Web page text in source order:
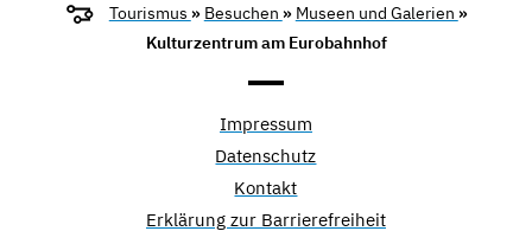
Tourismus » Besuchen » Museen und Galerien »
Kulturzentrum am Eurobahnhof
Impressum
Datenschutz
Kontakt
Erklärung zur Barrierefreiheit